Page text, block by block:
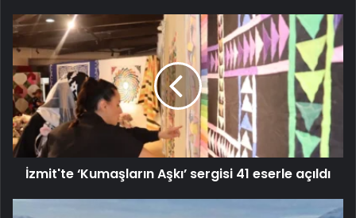
İzmit'te ‘Kumaşların Aşkı’ sergisi 41 eserle açıldı